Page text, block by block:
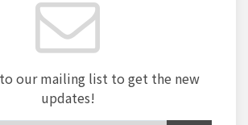
our mailing list to get the new
updates!